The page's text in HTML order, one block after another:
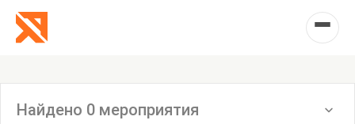
Найдено 0 мероприятия